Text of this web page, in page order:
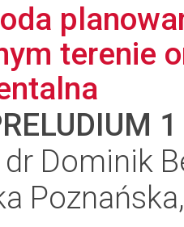
terenie
1
Dominik